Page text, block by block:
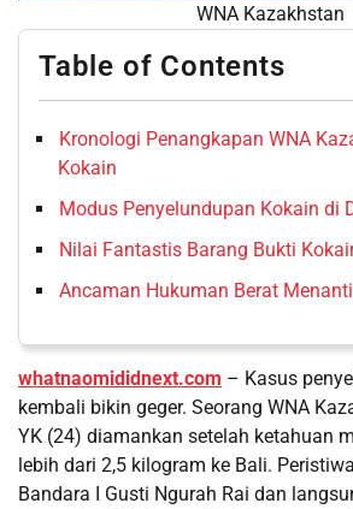
WNA Kazakhstan
Table of Contents
Kronologi Penangkapan WNA
Kokain
Modus Penyelundupan Kokain di
Nilai Fantastis Barang Bukti
Ancaman Hukuman Berat
whatnaomididnext.com – Kasus
kembali bikin geger. Seorang WNA
YK (24) diamankan setelah ketahuan
lebih dari 2,5 kilogram ke Bali.
Bandara I Gusti Ngurah Rai dan